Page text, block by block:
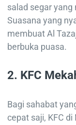
salad segar
Suasana yang
membuat Al
berbuka puasa.
2. KFC
Bagi sahabat
cepat saji, KFC